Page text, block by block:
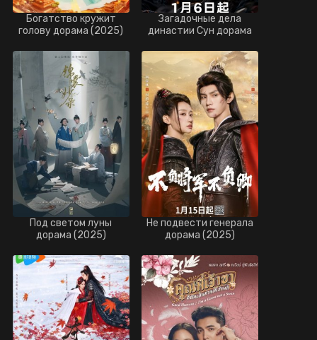
Богатство кружит
голову дорама (2025)
Загадочные дела
династии Сун дорама
Под светом луны
дорама (2025)
Не подвести генерала
дорама (2025)